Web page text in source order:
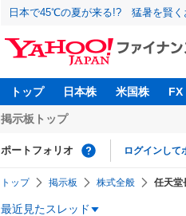
日本で45℃の夏が来る!? 猛暑を賢く
トップ 日本株 米国株 FX
掲示板トップ
ポートフォリオ ログインして
トップ 掲示板 株式全般 任天堂
最近見たスレッド